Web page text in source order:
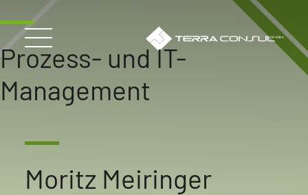
Moritz Meiringer
Prozess- und IT-
Management